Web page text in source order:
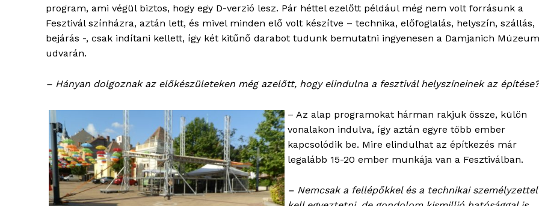
program, ami végül biztos, hogy egy D-verzió lesz. Pár héttel ezelőtt például még nem volt forrásunk a
Fesztivál színházra, aztán lett, és mivel minden elő volt készítve – technika, előfoglalás, helyszín, szállás,
bejárás -, csak indítani kellett, így két kitűnő darabot tudunk bemutatni ingyenesen a Damjanich Múzeum
udvarán.
– Hányan dolgoznak az előkészületeken még azelőtt, hogy elindulna a fesztivál helyszíneinek az építése?
– Az alap programokat hárman rakjuk össze, külön
vonalakon indulva, így aztán egyre több ember
kapcsolódik be. Mire elindulhat az építkezés már
legalább 15-20 ember munkája van a Fesztiválban.
– Nemcsak a fellépőkkel és a technikai személyzettel